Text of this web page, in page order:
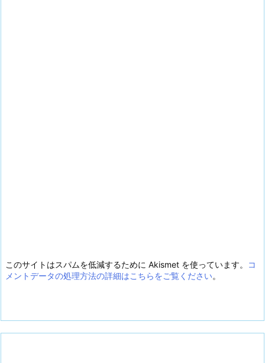
このサイトはスパムを低減するために Akismet を使っています。
コ
メントデータの処理方法の詳細はこちらをご覧ください。